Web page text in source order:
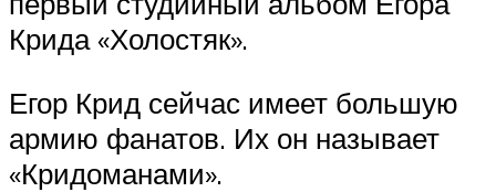
Крида «Холостяк».
Егор Крид сейчас имеет большую
армию фанатов. Их он называет
«Кридоманами».